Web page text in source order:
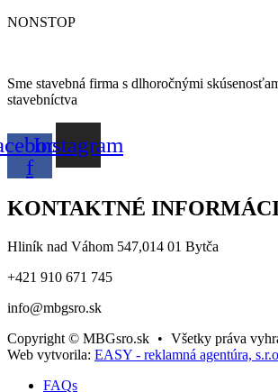
NONSTOP
Sme stavebná firma s dlhoročnými
stavebníctva
f
Instagram
KONTAKTNÉ
Hliník nad Váhom 547,014 01 Bytča
+421 910 671 745
info@mbgsro.sk
Copyright © MBGsro.sk • Všetky práva
Web vytvorila: EASY - reklamná agentúra,
FAQs